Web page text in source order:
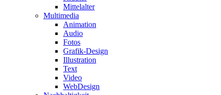
Mittelalter
Multimedia
Animation
Audio
Fotos
Grafik-Design
Illustration
Text
Video
WebDesign